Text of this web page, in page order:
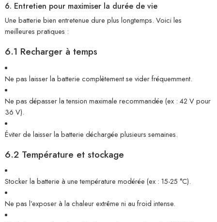
6. Entretien pour maximiser la durée de vie
Une batterie bien entretenue dure plus longtemps. Voici les
meilleures pratiques :
6.1 Recharger à temps
Ne pas laisser la batterie complètement se vider fréquemment.
Ne pas dépasser la tension maximale recommandée (ex : 42 V pour
36 V).
Éviter de laisser la batterie déchargée plusieurs semaines.
6.2 Température et stockage
Stocker la batterie à une température modérée (ex : 15-25 °C).
Ne pas l’exposer à la chaleur extrême ni au froid intense.